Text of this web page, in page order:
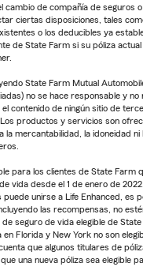
cambio de compañía de seguros
ciertas disposiciones, tales
o los deducibles ya
de State Farm si su póliza
State Farm Mutual
no se hace responsable y
contenido de ningún sitio de
productos y servicios son
la mercantabilidad, la idoneidad
para los clientes de State Farm
vida desde el 1 de enero de
puede unirse a Life Enhanced, es
las recompensas, no
de seguro de vida elegible de
en Florida y New York no son
que algunos titulares de
una nueva póliza sea elegible